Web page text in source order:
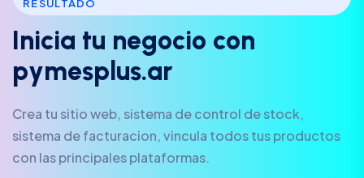
RESULTADO
Inicia tu negocio con
pymesp us.ar
Crea tu sitio web, sistema de control de stock,
sistema de facturacion, vincula todos tus productos
con las principales plataformas.